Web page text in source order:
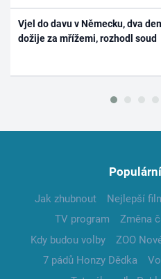
Vjel do davu v Německu, dva
dožije za mřížemi, rozhodl soud
Jak zhubnout Nejlepší
TV program
Změna
Kdy budou volby
ZOO
7 pádů Honzy Dědka